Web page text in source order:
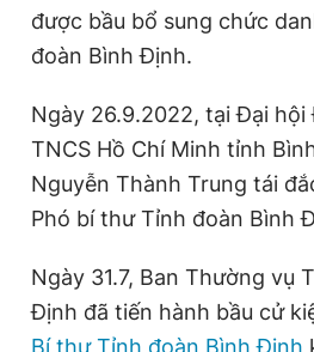
được bầu bổ sung chức
đoàn Bình Định.
Ngày 26.9.2022, tại Đại hội
TNCS Hồ Chí Minh tỉnh
Nguyễn Thành Trung tái
Phó bí thư Tỉnh đoàn Bình
Ngày 31.7, Ban Thường vụ
Định đã tiến hành bầu cử
Bí thư Tỉnh đoàn Bình Định